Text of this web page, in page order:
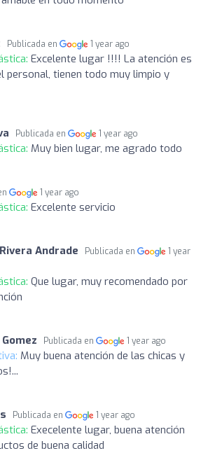
Publicada en 1 year ago
Excelente lugar !!!! La atención es
personal, tienen todo muy limpio y
Publicada en 1 year ago
Muy bien lugar, me agrado todo
1 year ago
Excelente servicio
Andrade Publicada en
1 year
Que lugar, muy recomendado por
Publicada en 1 year ago
Muy buena atención de las chicas y
Publicada en 1 year ago
Execelente lugar, buena atención
de buena calidad